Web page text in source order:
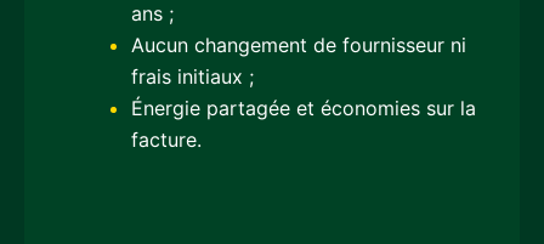
ans ;
Aucun changement de fournisseur ni
frais initiaux ;
Énergie partagée et économies sur la
facture.